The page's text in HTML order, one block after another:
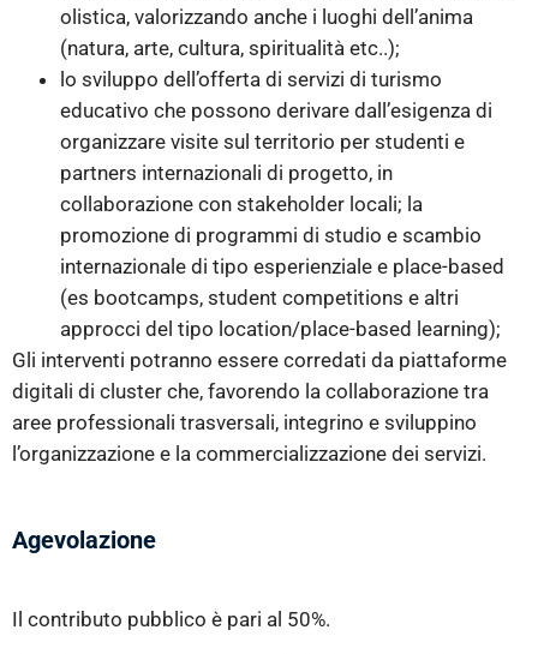
olistica, valorizzando anche i luoghi dell’anima
(natura, arte, cultura, spiritualità etc..);
lo sviluppo dell’offerta di servizi di turismo
educativo che possono derivare dall’esigenza di
organizzare visite sul territorio per studenti e
partners internazionali di progetto, in
collaborazione con stakeholder locali; la
promozione di programmi di studio e scambio
internazionale di tipo esperienziale e place-based
(es bootcamps, student competitions e altri
approcci del tipo location/place-based learning);
Gli interventi potranno essere corredati da piattaforme
digitali di cluster che, favorendo la collaborazione tra
aree professionali trasversali, integrino e sviluppino
l’organizzazione e la commercializzazione dei servizi.
Agevolazione
Il contributo pubblico è pari al 50%.